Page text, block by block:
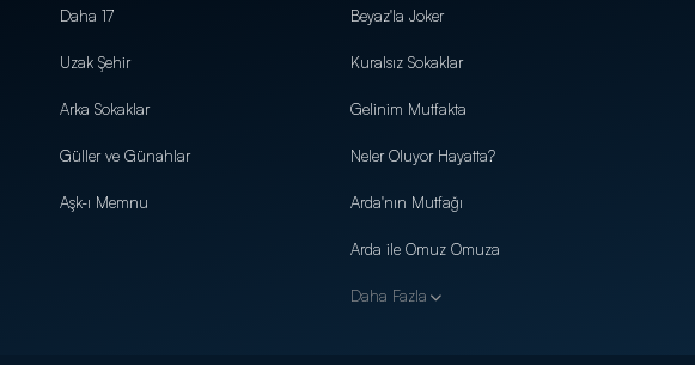
Daha 17
Uzak Şehir
Arka Sokaklar
Güller ve Günahlar
Aşk-ı Memnu
Beyaz'la Joker
Kuralsız Sokaklar
Gelinim Mutfakta
Neler Oluyor Hayatta?
Arda'nın Mutfağı
Arda ile Omuz Omuza
Daha Fazla